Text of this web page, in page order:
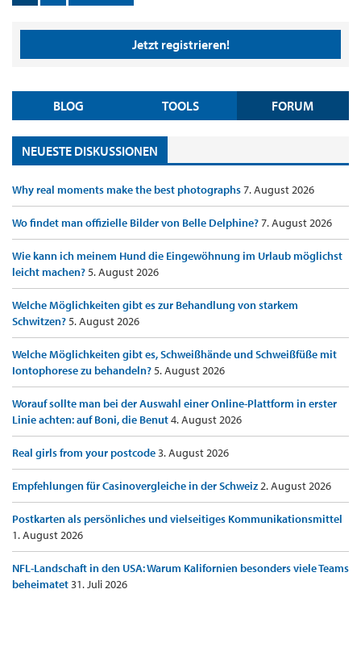
Jetzt registrieren!
BLOG TOOLS FORUM
NEUESTE DISKUSSIONEN
Why real moments make the best photographs7. August 2026
Wo findet man offizielle Bilder von Belle Delphine?7. August 2026
Wie kann ich meinem Hund die Eingewöhnung im Urlaub möglichst
leicht machen?5. August 2026
Welche Möglichkeiten gibt es zur Behandlung von starkem
Schwitzen?5. August 2026
Welche Möglichkeiten gibt es, Schweißhände und Schweißfüße mit
Iontophorese zu behandeln?5. August 2026
Worauf sollte man bei der Auswahl einer Online-Plattform in erster
Linie achten: auf Boni, die Benut4. August 2026
Real girls from your postcode3. August 2026
Empfehlungen für Casinovergleiche in der Schweiz2. August 2026
Postkarten als persönliches und vielseitiges Kommunikationsmittel
1. August 2026
NFL-Landschaft in den USA: Warum Kalifornien besonders viele Teams
beheimatet31. Juli 2026